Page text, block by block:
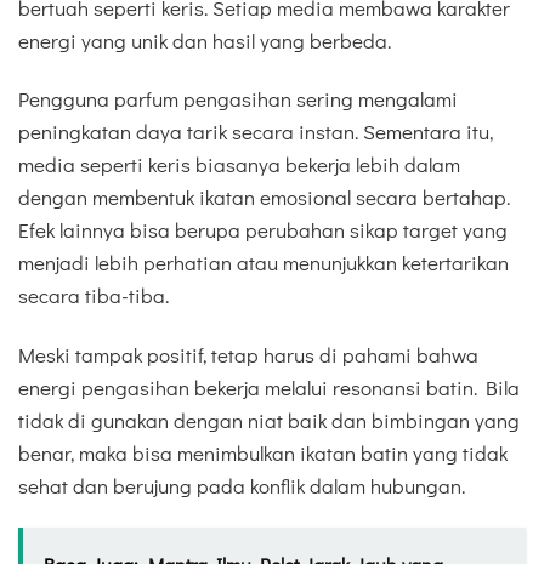
bertuah seperti keris. Setiap media membawa karakter
energi yang unik dan hasil yang berbeda.
Pengguna parfum pengasihan sering mengalami
peningkatan daya tarik secara instan. Sementara itu,
media seperti keris biasanya bekerja lebih dalam
dengan membentuk ikatan emosional secara bertahap.
Efek lainnya bisa berupa perubahan sikap target yang
menjadi lebih perhatian atau menunjukkan ketertarikan
secara tiba-tiba.
Meski tampak positif, tetap harus di pahami bahwa
energi pengasihan bekerja melalui resonansi batin. Bila
tidak di gunakan dengan niat baik dan bimbingan yang
benar, maka bisa menimbulkan ikatan batin yang tidak
sehat dan berujung pada konflik dalam hubungan.